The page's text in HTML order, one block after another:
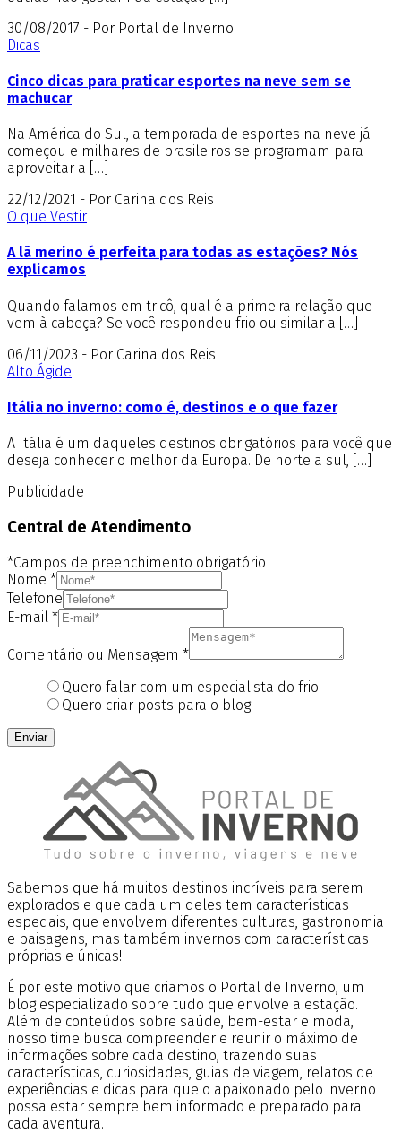
30/08/2017 - Por Portal de Inverno
Dicas
Cinco dicas para praticar esportes na neve sem se
machucar
Na América do Sul, a temporada de esportes na neve já
começou e milhares de brasileiros se programam para
aproveitar a […]
22/12/2021 - Por Carina dos Reis
O que Vestir
A lã merino é perfeita para todas as estações? Nós
explicamos
Quando falamos em tricô, qual é a primeira relação que
vem à cabeça? Se você respondeu frio ou similar a […]
06/11/2023 - Por Carina dos Reis
Alto Ágide
Itália no inverno: como é, destinos e o que fazer
A Itália é um daqueles destinos obrigatórios para você que
deseja conhecer o melhor da Europa. De norte a sul, […]
Publicidade
Central de Atendimento
*Campos de preenchimento obrigatório
Nome *
Telefone
E-mail *
Comentário ou Mensagem *
Quero falar com um especialista do frio
Quero criar posts para o blog
Enviar
Sabemos que há muitos destinos incríveis para serem
explorados e que cada um deles tem características
especiais, que envolvem diferentes culturas, gastronomia
e paisagens, mas também invernos com características
próprias e únicas!
É por este motivo que criamos o Portal de Inverno, um
blog especializado sobre tudo que envolve a estação.
Além de conteúdos sobre saúde, bem-estar e moda,
nosso time busca compreender e reunir o máximo de
informações sobre cada destino, trazendo suas
características, curiosidades, guias de viagem, relatos de
experiências e dicas para que o apaixonado pelo inverno
possa estar sempre bem informado e preparado para
cada aventura.